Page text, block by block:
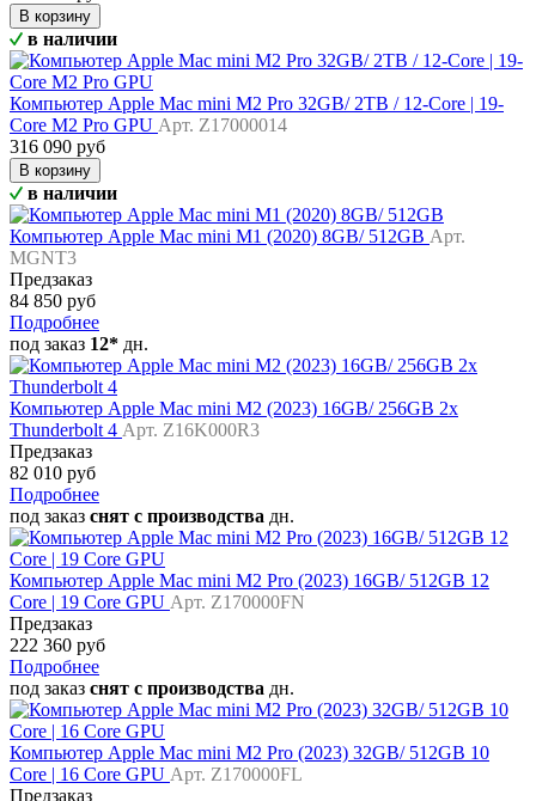
В корзину
в наличии
Компьютер Apple Mac mini M2 Pro 32GB/ 2TB / 12-Core | 19-
Core M2 Pro GPU Арт. Z17000014
316 090 руб
В корзину
в наличии
Компьютер Apple Mac mini M1 (2020) 8GB/ 512GB Арт.
MGNT3
Предзаказ
84 850 руб
Подробнее
под заказ 12* дн.
Компьютер Apple Mac mini M2 (2023) 16GB/ 256GB 2x
Thunderbolt 4 Арт. Z16K000R3
Предзаказ
82 010 руб
Подробнее
под заказ снят с производства дн.
Компьютер Apple Mac mini M2 Pro (2023) 16GB/ 512GB 12
Core | 19 Core GPU Арт. Z170000FN
Предзаказ
222 360 руб
Подробнее
под заказ снят с производства дн.
Компьютер Apple Mac mini M2 Pro (2023) 32GB/ 512GB 10
Core | 16 Core GPU Арт. Z170000FL
Предзаказ